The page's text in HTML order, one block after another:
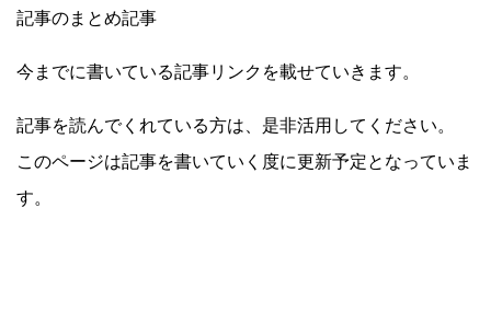
記事のまとめ記事
今までに書いている記事リンクを載せていきます。
記事を読んでくれている方は、是非活用してください。
このページは記事を書いていく度に更新予定となっていま
す。